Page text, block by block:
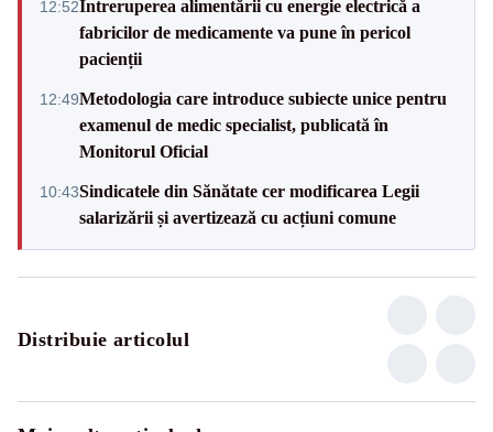
12:52Întreruperea alimentării cu energie electrică a
fabricilor de medicamente va pune în pericol
pacienții
12:49Metodologia care introduce subiecte unice pentru
examenul de medic specialist, publicată în
Monitorul Oficial
10:43Sindicatele din Sănătate cer modificarea Legii
salarizării și avertizează cu acțiuni comune
Distribuie articolul